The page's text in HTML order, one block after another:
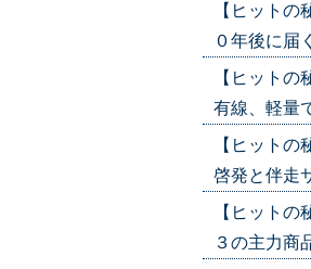
【ヒット
０年後に届
【ヒット
有線、軽量
【ヒット
啓発と伴走
【ヒット
３の主力商